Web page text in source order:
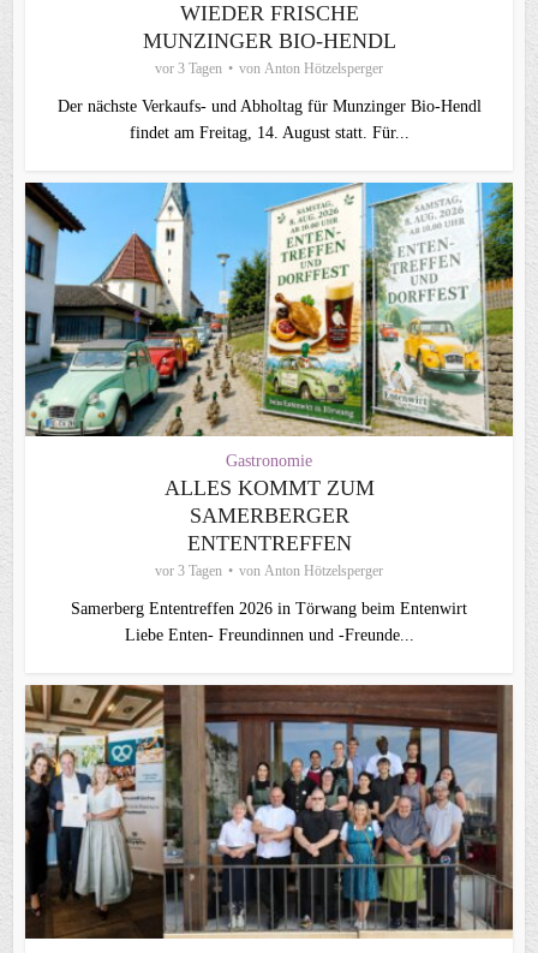
WIEDER FRISCHE
MUNZINGER BIO-HENDL
vor 3 Tagen von Anton Hötzelsperger
Der nächste Verkaufs- und Abholtag für Munzinger Bio-Hendl
findet am Freitag, 14. August statt. Für...
Gastronomie
ALLES KOMMT ZUM
SAMERBERGER
ENTENTREFFEN
vor 3 Tagen von Anton Hötzelsperger
Samerberg Ententreffen 2026 in Törwang beim Entenwirt
Liebe Enten- Freundinnen und -Freunde...